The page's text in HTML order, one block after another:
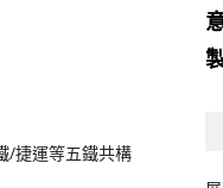
/捷運等五鐵共構